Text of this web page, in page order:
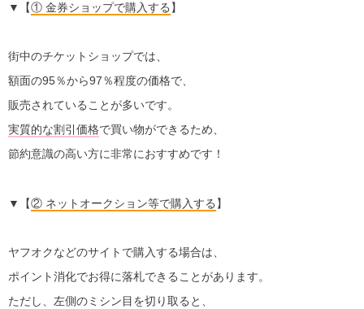
▼【① 金券ショップで購入する 】
街中のチケットショップでは、
額面の95％から97％程度の価格で、
販売されていることが多いです。
実質的な割引価格で買い物ができるため、
節約意識の高い方に非常におすすめです！
▼【② ネットオークション等で購入する 】
ヤフオクなどのサイトで購入する場合は、
ポイント消化でお得に落札できることがあります。
ただし、左側のミシン目を切り取ると、